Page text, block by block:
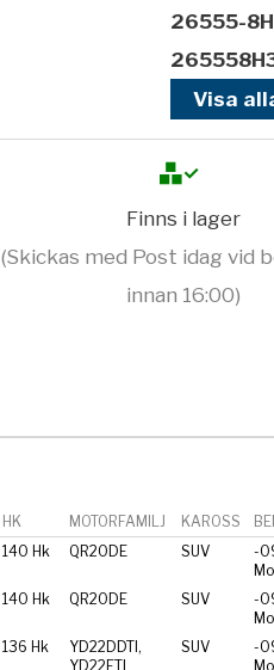
26555-
Visa
Finns i lager
(Skickas med Post idag vid
innan 16:00)
HK MOTORFAMILJ KAROSS
140 Hk QR20DE SUV
-
140 Hk QR20DE SUV
-
136 Hk
YD22DDTI,
YD22ETI
SUV
-